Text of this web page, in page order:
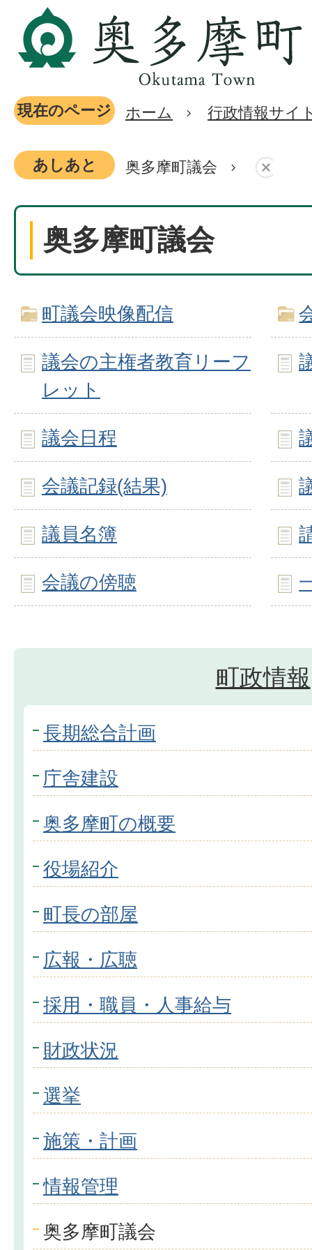
現在のページ ホーム 行政情報サイ
あしあと 奥多摩町議会
奥多摩町議会
町議会映像配信
議会の主権者教育リーフ
レット
議会日程
会議記録(結果)
議員名簿
会議の傍聴
町政情報
長期総合計画
庁舎建設
奥多摩町の概要
役場紹介
町長の部屋
広報・広聴
採用・職員・人事給与
財政状況
選挙
施策・計画
情報管理
奥多摩町議会